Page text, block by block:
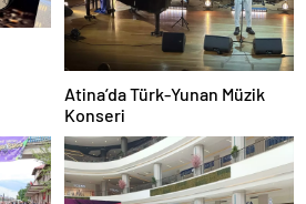
Atina’da Türk-Yunan Müzik
Konseri